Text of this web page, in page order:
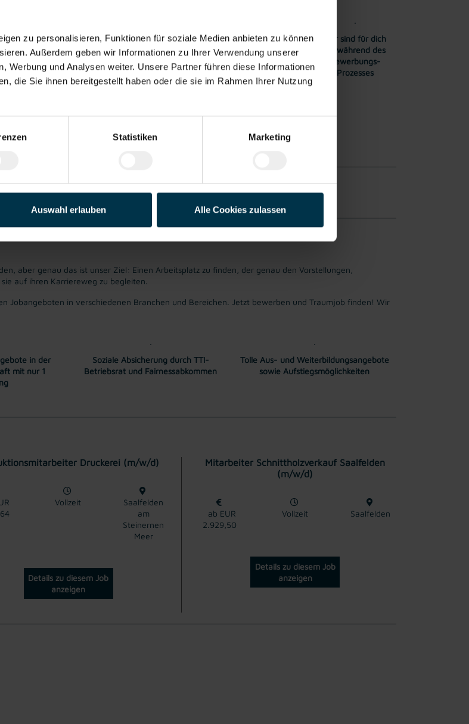
zu personalisieren, Funktionen für soziale Medien anbieten zu können
Außerdem geben wir Informationen zu Ihrer Verwendung unserer
Werbung und Analysen weiter. Unsere Partner führen diese Informationen
die Sie ihnen bereitgestellt haben oder die sie im Rahmen Ihrer Nutzung
Statistiken Marketing
Auswahl erlauben Alle Cookies zulassen
Kostenlose
Aus- u.
Weiterbildung
Herzlicher
Betriebsrät:in
Wertschätzender
Umgang
Wir sind für dich
da während des
Bewerbungs-
Prozesses
auf Grund von Qualifikation und Berufserfahrung möglich.
aber genau das ist unser Ziel: Einen Arbeitsplatz zu finden, der genau den Vorstellungen,
auf ihren Karriereweg zu begleiten.
Jobangeboten in verschiedenen Branchen und Bereichen. Jetzt bewerben und Traumjob finden! Wir
in der
mit nur 1
Soziale Absicherung durch TTI-
Betriebsrat und Fairnessabkommen
Tolle Aus- und Weiterbildungsangebote
sowie Aufstiegsmöglichkeiten
Druckerei (m/w/d)
Vollzeit
Saalfelden
am
Steinernen
Meer
Details zu diesem Job
anzeigen
Mitarbeiter Schnittholzverkauf Saalfelden
(m/w/d)
ab EUR
2.929,50
Vollzeit Saalfelden
Details zu diesem Job
anzeigen